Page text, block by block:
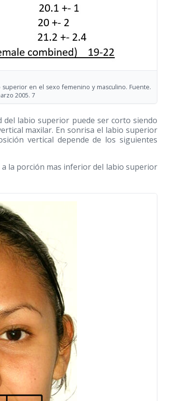
en el sexo femenino y masculino. Fuente.
2005. 7
del labio superior puede ser corto siendo
maxilar. En sonrisa el labio superior
vertical depende de los siguientes
la porción mas inferior del labio superior